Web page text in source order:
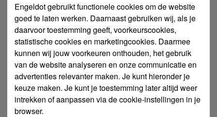
€ 39,86
per stuk
excl. btw
Gratis bezorgd v.a. €100 ex.
Vandaag besteld, maandag verzonden
In winkelwagen
DAB JET(INOX) 82-132, JET 151-300 Venturi
Engeldot gebruikt functionele cookies om de website
goed te laten werken. Daarnaast gebruiken wij, als je
daarvoor toestemming geeft, voorkeurscookies,
statistische cookies en marketingcookies. Daarmee
kunnen wij jouw voorkeuren onthouden, het gebruik
van de website analyseren en onze communicatie en
advertenties relevanter maken. Je kunt hieronder je
keuze maken. Je kunt je toestemming later altijd weer
intrekken of aanpassen via de cookie-instellingen in je
browser.